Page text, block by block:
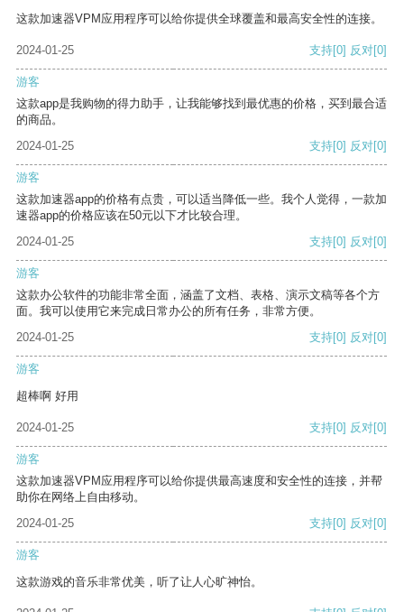
这款加速器VPM应用程序可以给你提供全球覆盖和最高安全性的连接。
2024-01-25 支持[0] 反对[0]
游客
这款app是我购物的得力助手，让我能够找到最优惠的价格，买到最合适
的商品。
2024-01-25
支持[0] 反对[0]
游客
这款加速器app的价格有点贵，可以适当降低一些。我个人觉得，一款加
速器app的价格应该在50元以下才比较合理。
2024-01-25
支持[0] 反对[0]
游客
这款办公软件的功能非常全面，涵盖了文档、表格、演示文稿等各个方
面。我可以使用它来完成日常办公的所有任务，非常方便。
2024-01-25
支持[0] 反对[0]
游客
超棒啊 好用
2024-01-25 支持[0] 反对[0]
游客
这款加速器VPM应用程序可以给你提供最高速度和安全性的连接，并帮
助你在网络上自由移动。
2024-01-25
支持[0] 反对[0]
游客
这款游戏的音乐非常优美，听了让人心旷神怡。